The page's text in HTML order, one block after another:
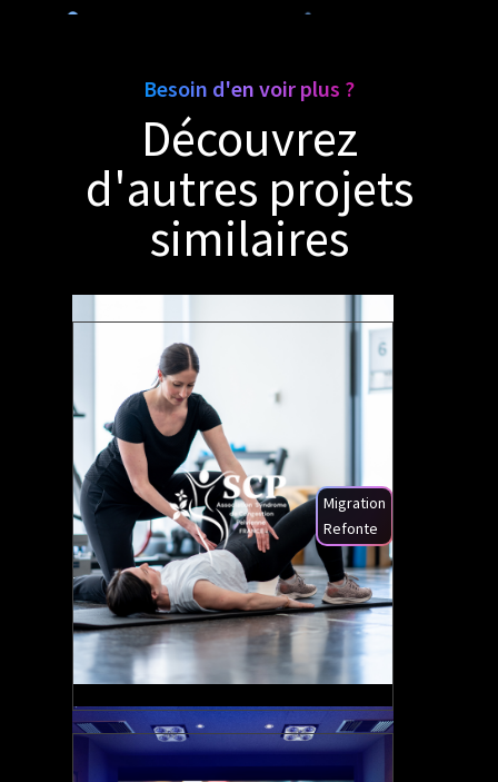
Besoin d'en voir plus ?
Découvrez
d'autres projets
similaires
Visiteurs
Migration
Refonte